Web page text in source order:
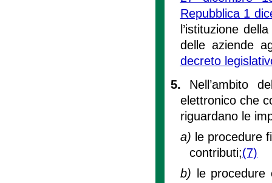
Repubblica 1
l’istituzione
delle aziende
decreto
5. Nell’ambito
elettronico che
riguardano le
a) le procedure
contributi;(7)
b)
le